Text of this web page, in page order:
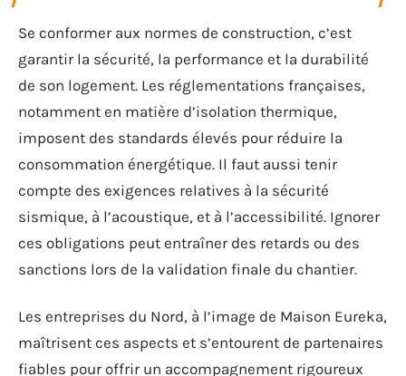
Se conformer aux normes de construction, c’est
garantir la sécurité, la performance et la durabilité
de son logement. Les réglementations françaises,
notamment en matière d’isolation thermique,
imposent des standards élevés pour réduire la
consommation énergétique. Il faut aussi tenir
compte des exigences relatives à la sécurité
sismique, à l’acoustique, et à l’accessibilité. Ignorer
ces obligations peut entraîner des retards ou des
sanctions lors de la validation finale du chantier.
Les entreprises du Nord, à l’image de Maison Eureka,
maîtrisent ces aspects et s’entourent de partenaires
fiables pour offrir un accompagnement rigoureux